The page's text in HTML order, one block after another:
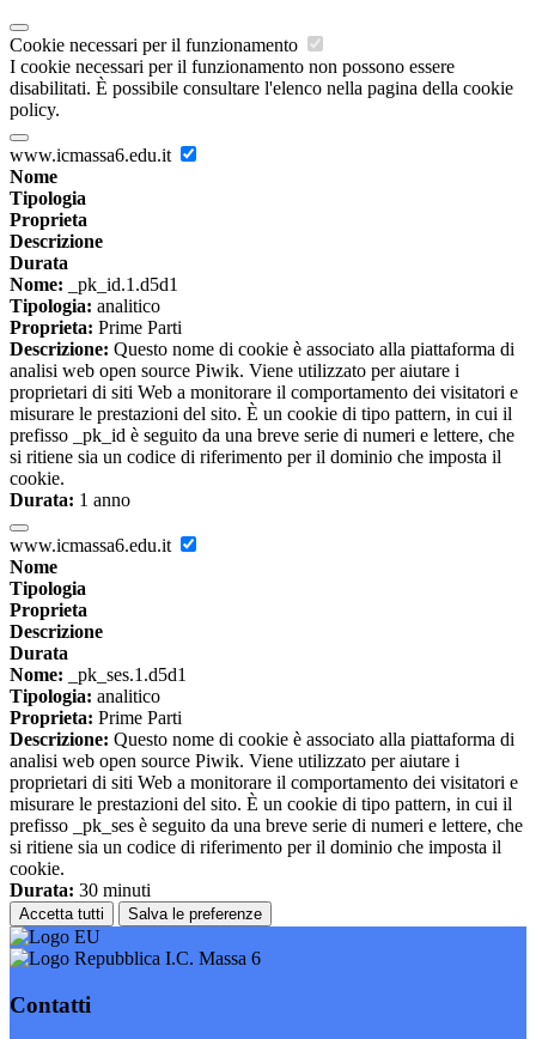
Cookie necessari per il funzionamento
I cookie necessari per il funzionamento non possono essere
disabilitati. È possibile consultare l'elenco nella pagina della cookie
policy.
www.icmassa6.edu.it
Nome
Tipologia
Proprieta
Descrizione
Durata
Nome: _pk_id.1.d5d1
Tipologia: analitico
Proprieta: Prime Parti
Descrizione: Questo nome di cookie è associato alla piattaforma di
analisi web open source Piwik. Viene utilizzato per aiutare i
proprietari di siti Web a monitorare il comportamento dei visitatori e
misurare le prestazioni del sito. È un cookie di tipo pattern, in cui il
prefisso _pk_id è seguito da una breve serie di numeri e lettere, che
si ritiene sia un codice di riferimento per il dominio che imposta il
cookie.
Durata: 1 anno
www.icmassa6.edu.it
Nome
Tipologia
Proprieta
Descrizione
Durata
Nome: _pk_ses.1.d5d1
Tipologia: analitico
Proprieta: Prime Parti
Descrizione: Questo nome di cookie è associato alla piattaforma di
analisi web open source Piwik. Viene utilizzato per aiutare i
proprietari di siti Web a monitorare il comportamento dei visitatori e
misurare le prestazioni del sito. È un cookie di tipo pattern, in cui il
prefisso _pk_ses è seguito da una breve serie di numeri e lettere, che
si ritiene sia un codice di riferimento per il dominio che imposta il
cookie.
Durata: 30 minuti
Accetta tutti Salva le preferenze
I.C. Massa 6
Contatti